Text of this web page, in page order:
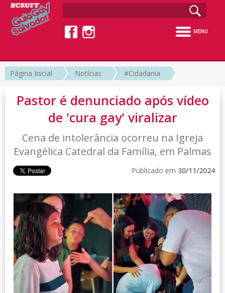
MENU
Página Inicial Notícias #Cidadania
Pastor é denunciado após vídeo
de 'cura gay' viralizar
Cena de intolerância ocorreu na Igreja
Evangélica Catedral da Família, em Palmas
Publicado em 30/11/2024